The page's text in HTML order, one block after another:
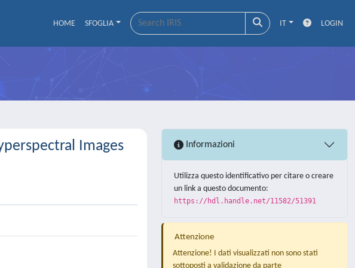
HOME SFOGLIA IT LOGIN
Images Informazioni
Utilizza questo identificativo per citare o creare
un link a questo documento:
https://hdl.handle.net/11582/51391
Attenzione
Attenzione! I dati visualizzati non sono stati
sottoposti a validazione da parte